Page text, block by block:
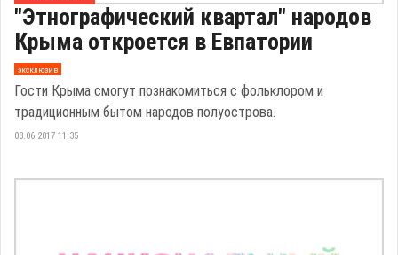
"Этнографический квартал" народов
Крыма откроется в Евпатории
эксклюзив
Гости Крыма смогут познакомиться с фольклором и
традиционным бытом народов полуострова.
08.06.2017 11:35